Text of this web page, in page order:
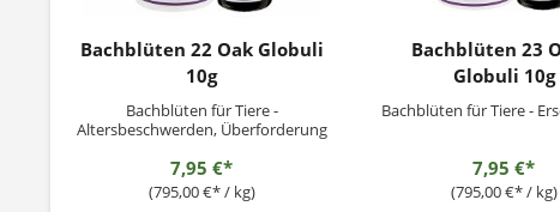
Bachblüten 22 Oak Globuli
10g
Bachblüten für Tiere -
Altersbeschwerden, Überforderung
7,95 €*
(795,00 €* / kg)
Bachblüten 23
Globuli 10g
Bachblüten für Tiere -
7,95 €*
(795,00 €* / kg)